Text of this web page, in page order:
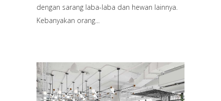
dengan sarang laba-laba dan hewan lainnya.
Kebanyakan orang